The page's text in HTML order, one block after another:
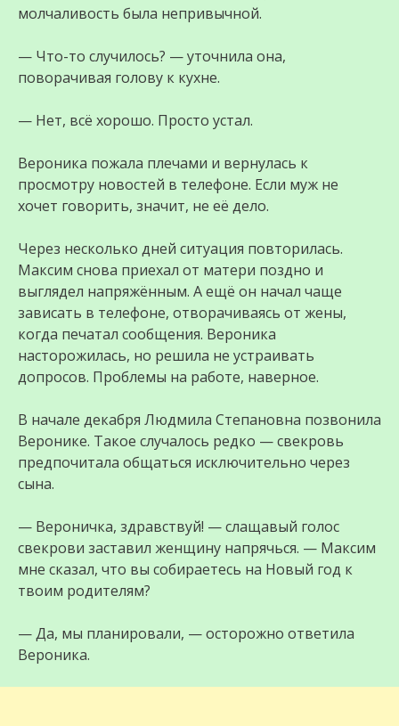
молчаливость была непривычной.
— Что-то случилось? — уточнила она,
поворачивая голову к кухне.
— Нет, всё хорошо. Просто устал.
Вероника пожала плечами и вернулась к
просмотру новостей в телефоне. Если муж не
хочет говорить, значит, не её дело.
Через несколько дней ситуация повторилась.
Максим снова приехал от матери поздно и
выглядел напряжённым. А ещё он начал чаще
зависать в телефоне, отворачиваясь от жены,
когда печатал сообщения. Вероника
насторожилась, но решила не устраивать
допросов. Проблемы на работе, наверное.
В начале декабря Людмила Степановна позвонила
Веронике. Такое случалось редко — свекровь
предпочитала общаться исключительно через
сына.
— Вероничка, здравствуй! — слащавый голос
свекрови заставил женщину напрячься. — Максим
мне сказал, что вы собираетесь на Новый год к
твоим родителям?
— Да, мы планировали, — осторожно ответила
Вероника.